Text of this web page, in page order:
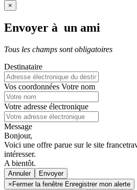
×
Envoyer à un ami
Tous les champs sont obligatoires
Destinataire
Vos coordonnées Votre nom
Votre adresse électronique
Message
Bonjour,
Voici une offre parue sur le site
intéresser.
A bientôt.
Annuler
× Fermer la fenêtre Enregistrer mon alerte